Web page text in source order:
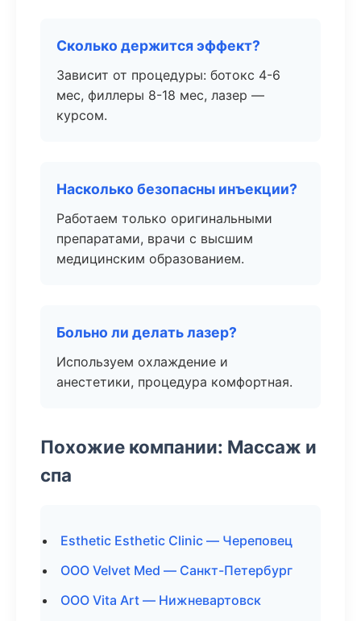
Сколько держится эффект?
Зависит от процедуры: ботокс 4-6
мес, филлеры 8-18 мес, лазер —
курсом.
Насколько безопасны инъекции?
Работаем только оригинальными
препаратами, врачи с высшим
медицинским образованием.
Больно ли делать лазер?
Используем охлаждение и
анестетики, процедура комфортная.
Похожие компании: Массаж и
спа
Esthetic Esthetic Clinic — Череповец
ООО Velvet Med — Санкт-Петербург
ООО Vita Art — Нижневартовск